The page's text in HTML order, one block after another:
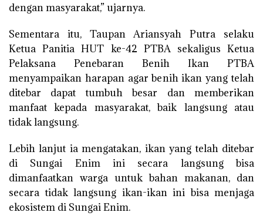
dengan masyarakat,” ujarnya.
Sementara itu, Taupan Ariansyah Putra selaku
Ketua Panitia HUT ke-42 PTBA sekaligus Ketua
Pelaksana Penebaran Benih Ikan PTBA
menyampaikan harapan agar benih ikan yang telah
ditebar dapat tumbuh besar dan memberikan
manfaat kepada masyarakat, baik langsung atau
tidak langsung.
Lebih lanjut ia mengatakan, ikan yang telah ditebar
di Sungai Enim ini secara langsung bisa
dimanfaatkan warga untuk bahan makanan, dan
secara tidak langsung ikan-ikan ini bisa menjaga
ekosistem di Sungai Enim.